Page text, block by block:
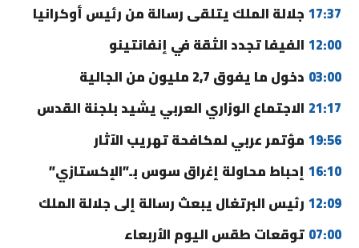
17:37 جلالة الملك يتلقى رسالة من رئيس أوكرانيا
12:00 الفيفا تجدد الثقة في إنفانتينو
03:00 دخول ما يفوق 2,7 مليون من الجالية
21:17 الاجتماع الوزاري العربي يشيد بلجنة القدس
19:56 مؤتمر عربي لمكافحة تهريب الآثار
16:10 إحباط محاولة إغراق سوس بـ”الإكستازي”
12:09 رئيس البرتغال يبعث رسالة إلى جلالة الملك
07:00 توقعات طقس اليوم الأربعاء